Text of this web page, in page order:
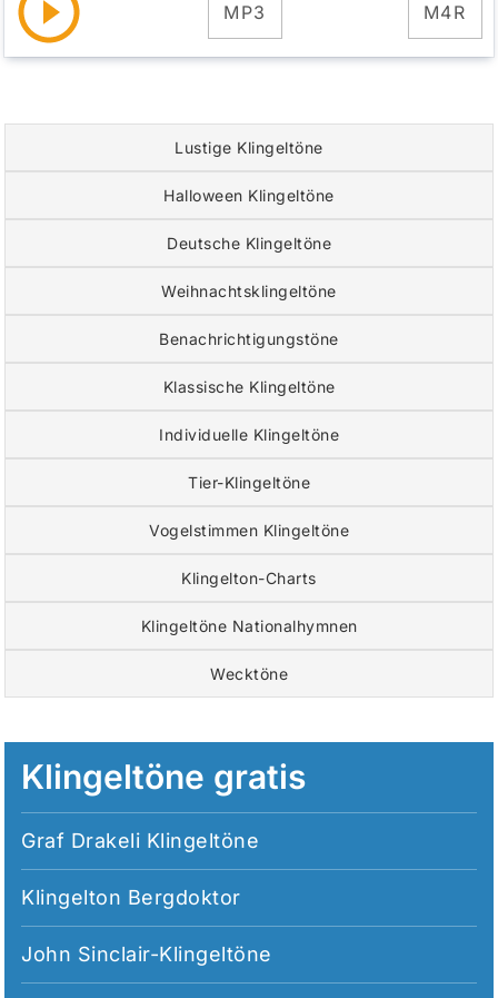
MP3 M4R
Lustige Klingeltöne
Halloween Klingeltöne
Deutsche Klingeltöne
Weihnachtsklingeltöne
Benachrichtigungstöne
Klassische Klingeltöne
Individuelle Klingeltöne
Tier-Klingeltöne
Vogelstimmen Klingeltöne
Klingelton-Charts
Klingeltöne Nationalhymnen
Wecktöne
Klingeltöne gratis
Graf Drakeli Klingeltöne
Klingelton Bergdoktor
John Sinclair-Klingeltöne